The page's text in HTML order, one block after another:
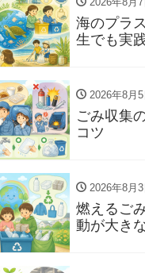
海のプラ
生でも実
2026年8月5
ごみ収集
コツ
2026年8月3
燃えるご
動が大き